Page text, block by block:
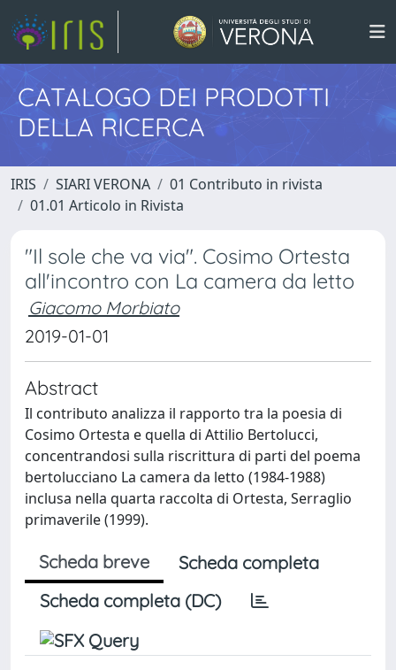
CATALOGO DEI PRODOTTI
DELLA RICERCA
IRIS SIARI VERONA
01 Contributo in rivista
01.01 Articolo in Rivista
"Il sole che va via". Cosimo Ortesta
all'incontro con La camera da letto
Giacomo Morbiato
2019-01-01
Abstract
Il contributo analizza il rapporto tra la poesia di
Cosimo Ortesta e quella di Attilio Bertolucci,
concentrandosi sulla riscrittura di parti del poema
bertolucciano La camera da letto (1984-1988)
inclusa nella quarta raccolta di Ortesta, Serraglio
primaverile (1999).
Scheda breve
Scheda completa
Scheda completa (DC)